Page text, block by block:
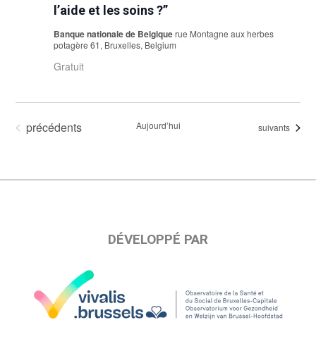
l’aide et les soins ?”
Banque nationale de Belgiquerue Montagne aux herbes
potagère 61, Bruxelles, Belgium
Gratuit
Évènements
précédents Aujourd’hui Évènements
suivants
DÉVELOPPÉ PAR